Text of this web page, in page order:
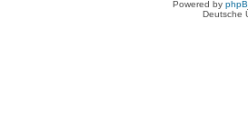
Powered by
Deutsche